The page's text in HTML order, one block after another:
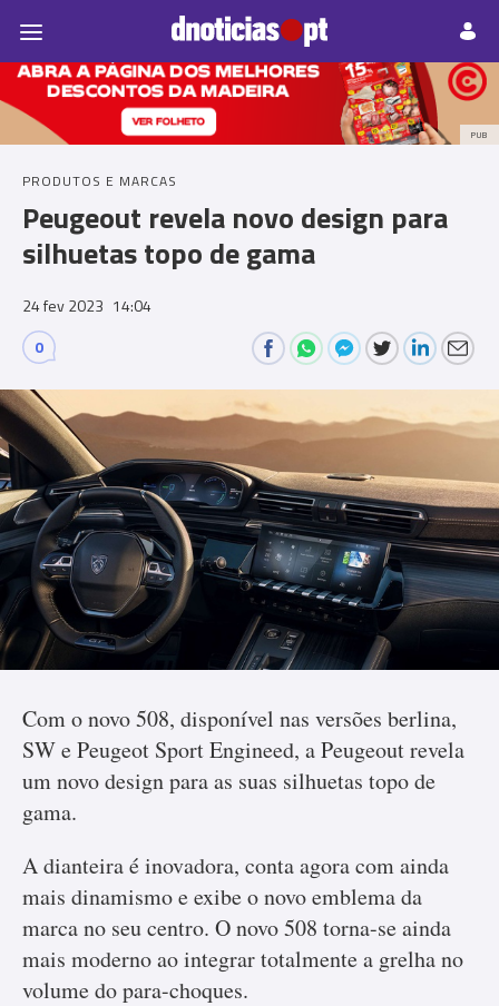
Prazeres Paisagens
PUB
PRODUTOS E MARCAS
Peugeout revela novo design para
silhuetas topo de gama
24 fev 2023 14:04
0
Com o novo 508, disponível nas versões berlina,
SW e Peugeot Sport Engineed, a Peugeout revela
um novo design para as suas silhuetas topo de
gama.
A dianteira é inovadora, conta agora com ainda
mais dinamismo e exibe o novo emblema da
marca no seu centro. O novo 508 torna-se ainda
mais moderno ao integrar totalmente a grelha no
volume do para-choques.